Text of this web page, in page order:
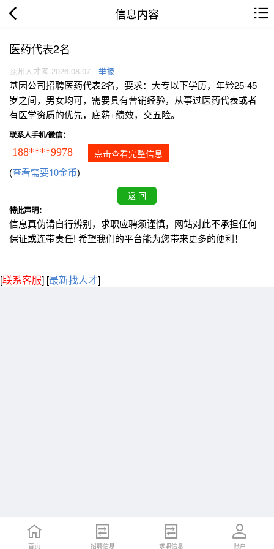
信息内容
医药代表2名
兖州人才网 2026.08.07 举报
基因公司招聘医药代表2名，要求：大专以下学历，年龄25-45
岁之间，男女均可，需要具有营销经验，从事过医药代表或者
有医学资质的优先，底薪+绩效，交五险。
联系人手机/微信：
188****9978 点击查看完整信息
(查看需要10金币)
特此声明：
信息真伪请自行辨别，求职应聘须谨慎，网站对此不承担任何
保证或连带责任! 希望我们的平台能为您带来更多的便利！
[联系客服] [最新找人才]
首页 招聘信息 求职信息 账户